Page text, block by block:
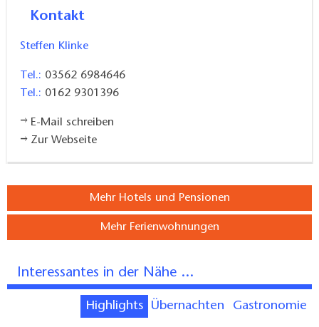
Kontakt
Steffen Klinke
Tel.: 03562 6984646
Tel.: 0162 9301396
E-Mail schreiben
Zur Webseite
Mehr Hotels und Pensionen
Mehr Ferienwohnungen
Interessantes in der Nähe ...
Highlights Übernachten Gastronomie